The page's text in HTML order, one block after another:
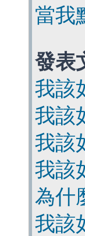
當我
發表
我該
我該
我該
我該
為什
我該